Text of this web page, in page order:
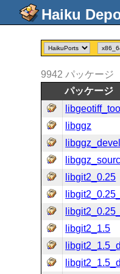
9942 パッケージ
パッケージ
libggz
libggz_devel
libgit2_0.25
libgit2_1.5